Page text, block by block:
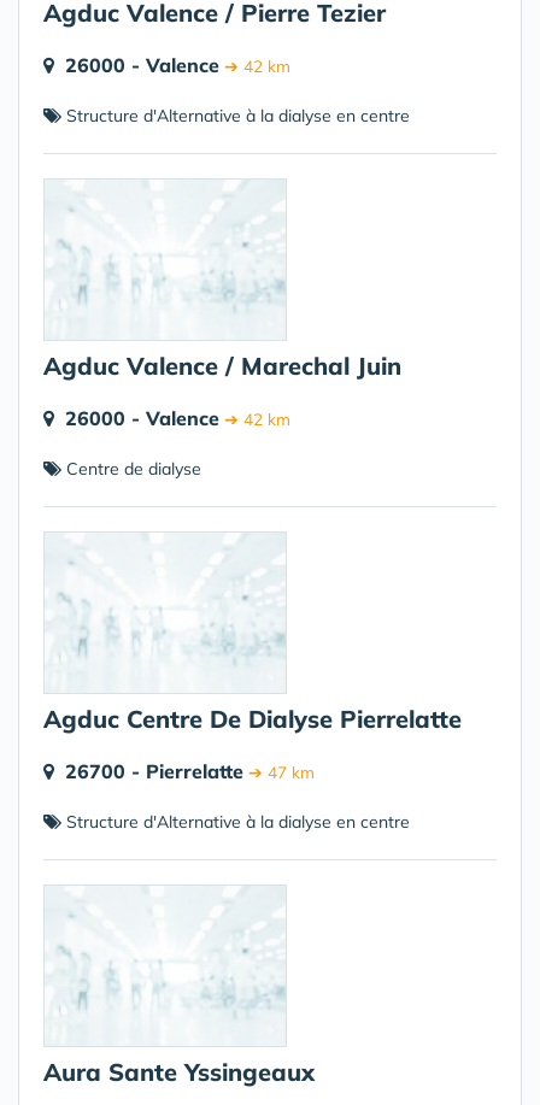
Agduc Valence / Pierre Tezier
26000 - Valence ➔ 42 km
Structure d'Alternative à la dialyse en centre
Agduc Valence / Marechal Juin
26000 - Valence ➔ 42 km
Centre de dialyse
Agduc Centre De Dialyse Pierrelatte
26700 - Pierrelatte ➔ 47 km
Structure d'Alternative à la dialyse en centre
Aura Sante Yssingeaux